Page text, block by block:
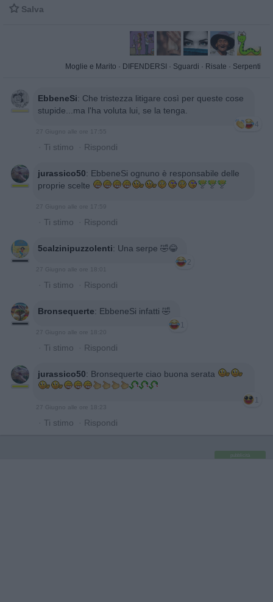
 Salva
Moglie e Marito · DIFENDERSI · Sguardi · Risate · Serpenti
EbbeneSi: Che tristezza litigare così per queste cose
stupide...ma l'ha voluta lui, se la tenga.
4
27 Giugno alle ore 17:55
· Ti stimo · Rispondi
jurassico50: EbbeneSi ognuno è responsabile delle
proprie scelte
27 Giugno alle ore 17:59
· Ti stimo · Rispondi
5calzinipuzzolenti: Una serpe 🤣😂
2
27 Giugno alle ore 18:01
· Ti stimo · Rispondi
Bronsequerte: EbbeneSi infatti 🤣
1
27 Giugno alle ore 18:20
· Ti stimo · Rispondi
jurassico50: Bronsequerte ciao buona serata
1
27 Giugno alle ore 18:23
· Ti stimo · Rispondi
pubblicità